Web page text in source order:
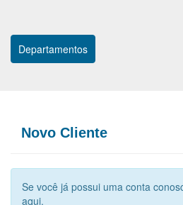
Departamentos
Novo Cliente
Se você já possui uma conta
aqui.